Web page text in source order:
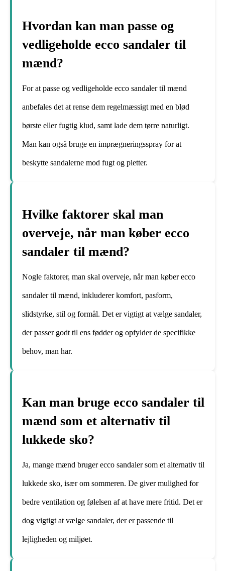
Hvordan kan man passe og
vedligeholde ecco sandaler til
mænd?
For at passe og vedligeholde ecco sandaler til mænd
anbefales det at rense dem regelmæssigt med en blød
børste eller fugtig klud, samt lade dem tørre naturligt.
Man kan også bruge en imprægneringsspray for at
beskytte sandalerne mod fugt og pletter.
Hvilke faktorer skal man
overveje, når man køber ecco
sandaler til mænd?
Nogle faktorer, man skal overveje, når man køber ecco
sandaler til mænd, inkluderer komfort, pasform,
slidstyrke, stil og formål. Det er vigtigt at vælge sandaler,
der passer godt til ens fødder og opfylder de specifikke
behov, man har.
Kan man bruge ecco sandaler til
mænd som et alternativ til
lukkede sko?
Ja, mange mænd bruger ecco sandaler som et alternativ til
lukkede sko, især om sommeren. De giver mulighed for
bedre ventilation og følelsen af at have mere fritid. Det er
dog vigtigt at vælge sandaler, der er passende til
lejligheden og miljøet.